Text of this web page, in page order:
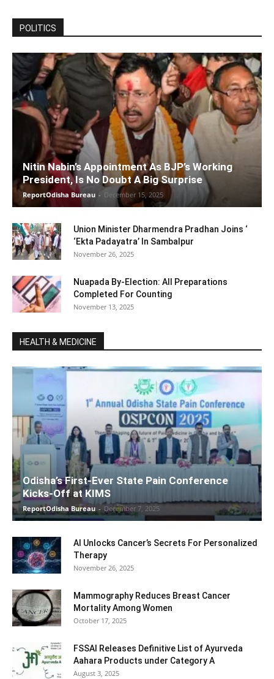
POLITICS
Nitin Nabin’s Appointment As BJP’s Working
President, Is No Doubt A Big Surprise
ReportOdisha Bureau - December 15, 2025
Union Minister Dharmendra Pradhan Joins ‘
‘Ekta Padayatra’ In Sambalpur
November 26, 2025
Nuapada By-Election: All Preparations
Completed For Counting
November 13, 2025
HEALTH & MEDICINE
Odisha’s First-Ever State Pain Conference
Kicks-Off at KIMS
ReportOdisha Bureau - December 7, 2025
AI Unlocks Cancer’s Secrets For Personalized
Therapy
November 26, 2025
Mammography Reduces Breast Cancer
Mortality Among Women
October 17, 2025
FSSAI Releases Definitive List of Ayurveda
Aahara Products under Category A
August 3, 2025